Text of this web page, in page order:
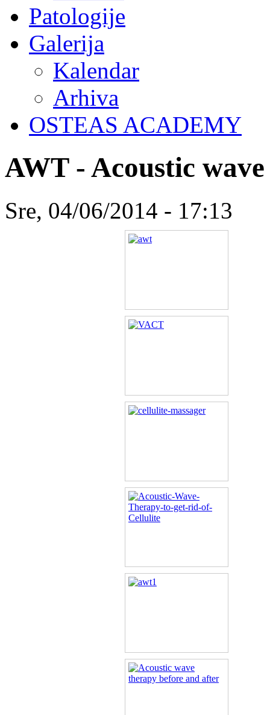
Patologije
Galerija
Kalendar
Arhiva
OSTEAS ACADEMY
AWT - Acoustic
Sre, 04/06/2014 - 17:13